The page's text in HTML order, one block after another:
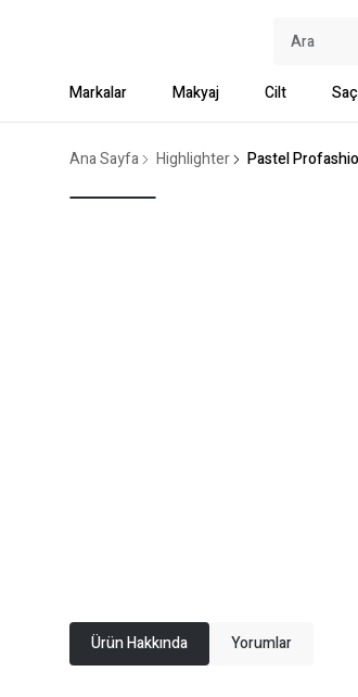
Markalar Makyaj Cilt Saç
Ana Sayfa Highlighter Pastel
Ürün Hakkında Yorumlar